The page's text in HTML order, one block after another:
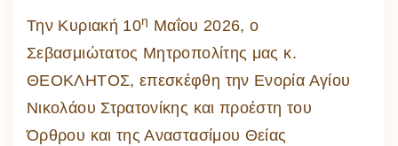
Την Κυριακή 10η Μαΐου 2026, ο
Σεβασμιώτατος Μητροπολίτης μας κ.
ΘΕΟΚΛΗΤΟΣ, επεσκέφθη την Ενορία Αγίου
Νικολάου Στρατονίκης και προέστη του
Όρθρου και της Αναστασίμου Θείας